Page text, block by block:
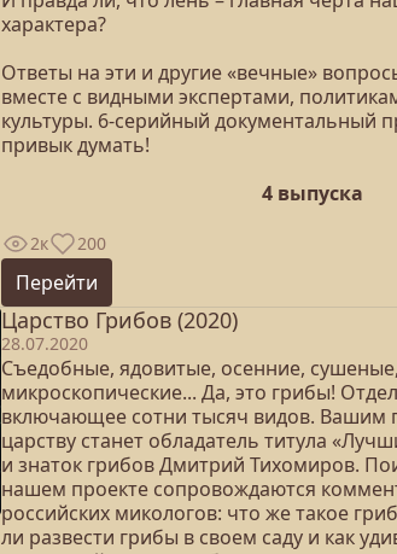
характера?
Ответы на эти и другие «вечные»
вместе с видными экспертами,
культуры. 6-серийный документальный
привык думать!
4 выпуска
2к 200
Перейти
Царство Грибов (2020)
28.07.2020
Съедобные, ядовитые, осенние,
микроскопические... Да, это грибы!
включающее сотни тысяч видов. Вашим
царству станет обладатель титула
и знаток грибов Дмитрий Тихомиров.
нашем проекте сопровождаются
российских микологов: что же такое
ли развести грибы в своем саду и как